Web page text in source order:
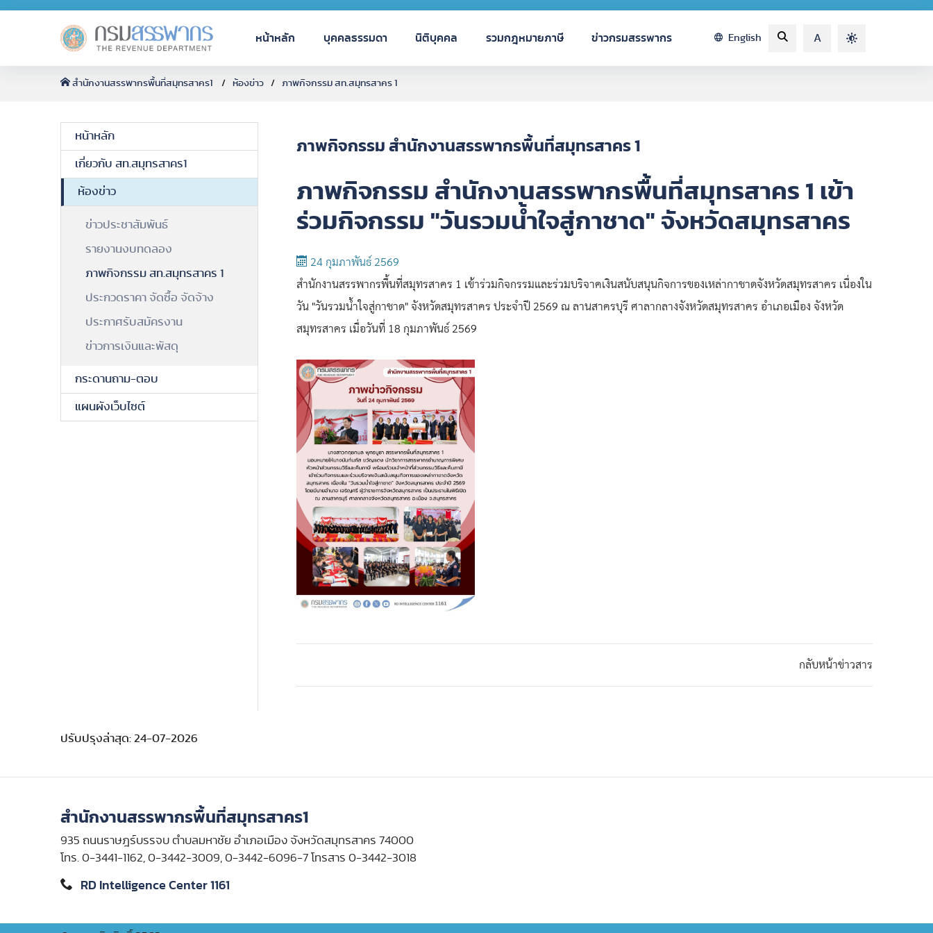
หน้าหลัก บุคคลธรรมดา นิติบุคคล รวมกฎหมายภาษี ข่าวกรมสรรพากร English A
สำนักงานสรรพากรพื้นที่สมุทรสาคร1 ห้องข่าว ภาพกิจกรรม สท.สมุทรสาคร 1
หน้าหลัก
เกี่ยวกับ สท.สมุทรสาคร1
ห้องข่าว
ข่าวประชาสัมพันธ์
รายงานงบทดลอง
ภาพกิจกรรม สท.สมุทรสาคร 1
ประกวดราคา จัดซื้อ จัดจ้าง
ประกาศรับสมัครงาน
ข่าวการเงินและพัสดุ
กระดานถาม-ตอบ
แผนผังเว็บไซต์
ภาพกิจกรรม สำนักงานสรรพากรพื้นที่สมุทรสาคร 1
ภาพกิจกรรม สำนักงานสรรพากรพื้นที่สมุทรสาคร 1 เข้า
ร่วมกิจกรรม "วันรวมน้ำใจสู่กาชาด" จังหวัดสมุทรสาคร
24 กุมภาพันธ์ 2569
สำนักงานสรรพากรพื้นที่สมุทรสาคร 1 เข้าร่วมกิจกรรมและร่วมบริจาคเงินสนับสนุนกิจการของเหล่ากาชาดจังหวัดสมุทรสาคร เนื่องใน
วัน "วันรวมน้ำใจสู่กาชาด" จังหวัดสมุทรสาคร ประจำปี 2569 ณ ลานสาครบุรี ศาลากลางจังหวัดสมุทรสาคร อำเภอเมือง จังหวัด
สมุทรสาคร เมื่อวันที่ 18 กุมภาพันธ์ 2569
กลับหน้าข่าวสาร
ปรับปรุงล่าสุด: 24-07-2026
สำนักงานสรรพากรพื้นที่สมุทรสาคร1
935 ถนนราษฎร์บรรจบ ตำบลมหาชัย อำเภอเมือง จังหวัดสมุทรสาคร 74000
โทร. 0-3441-1162, 0-3442-3009, 0-3442-6096-7 โทรสาร 0-3442-3018
RD Intelligence Center 1161